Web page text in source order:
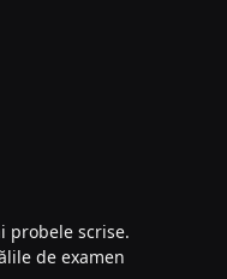
probele scrise.
de examen